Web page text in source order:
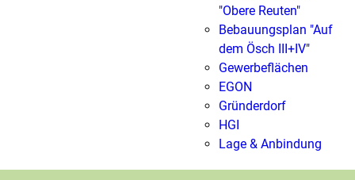
"Obere Reuten"
Bebauungsplan "Auf
dem Ösch III+IV"
Gewerbeflächen
EGON
Gründerdorf
HGI
Lage & Anbindung